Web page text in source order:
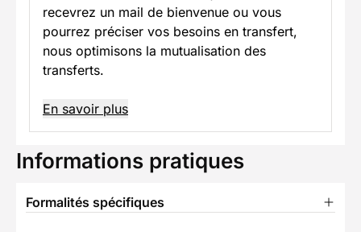
recevrez un mail de bienvenue ou vous
pourrez préciser vos besoins en transfert,
nous optimisons la mutualisation des
transferts.
En savoir plus
Informations pratiques
Formalités spécifiques